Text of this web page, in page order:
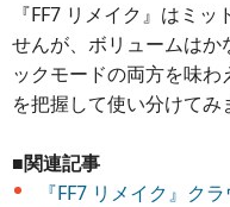
『FF7 リメイク』はミ
せんが、ボリュームは
ックモードの両方を味
を把握して使い分けてみ
■関連記事
『FF7 リメイク』ク